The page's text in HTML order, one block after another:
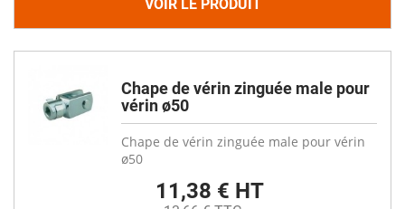
VOIR LE PRODUIT
Chape de vérin zinguée male pour
vérin ø50
Chape de vérin zinguée male pour vérin
ø50
11,38 € HT